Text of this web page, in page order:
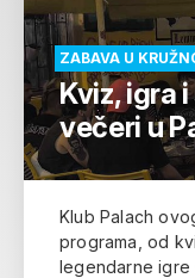
ZABAVA U
Kviz, igra
večeri u
Klub Palach
programa, od
legendarne igre